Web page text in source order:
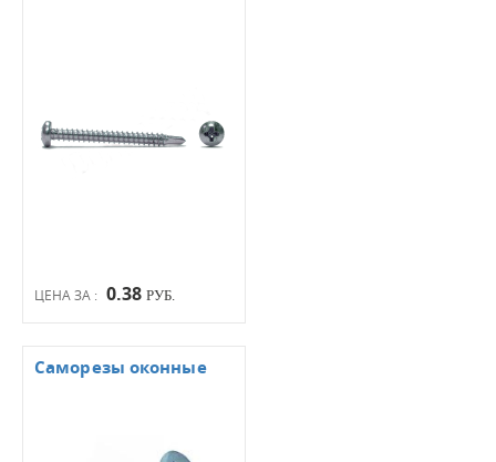
ЦЕНА ЗА : 0.38 РУБ.
Саморезы оконные